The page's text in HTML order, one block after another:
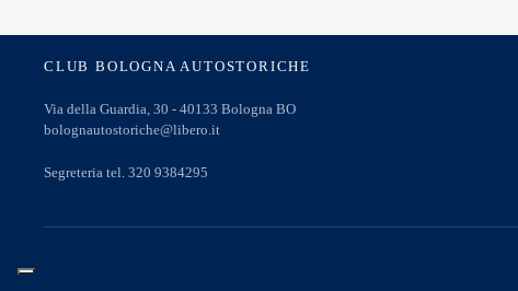
CLUB BOLOGNA AUTOSTORICHE
Via della Guardia, 30 - 40133 Bologna BO
bolognautostoriche@libero.it
Segreteria tel. 320 9384295